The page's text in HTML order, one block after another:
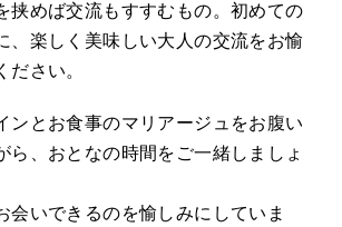
挟めば交流もすすむもの。初めての
、楽しく美味しい大人の交流をお愉
ださい。
ンとお食事のマリアージュをお腹い
ら、おとなの時間をご一緒しましょ
会いできるのを愉しみにしていま